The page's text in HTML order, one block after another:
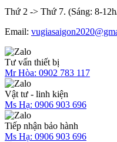
Thứ 2 -> Thứ 7. (Sáng: 8-
Email:
Tư vấn thiết bị
Mr Hòa: 0902 783 117
Vật tư - linh kiện
Ms Hạ: 0906 903 696
Tiếp nhận bảo hành
Ms Hạ: 0906 903 696